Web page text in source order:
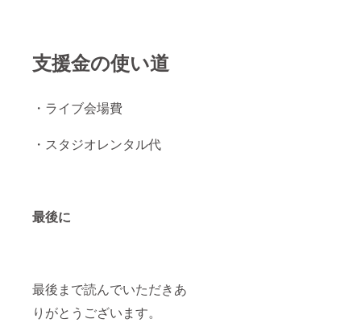
支援金の使い道
・ライブ会場費
・スタジオレンタル代
最後に
最後まで読んでいただきあ
りがとうございます。